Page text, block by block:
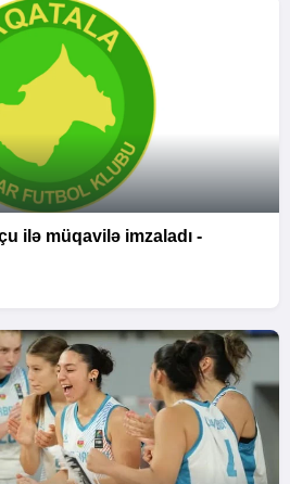
ilə müqavilə imzaladı -